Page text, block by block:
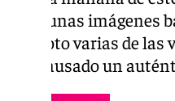
con unas
y ha roto varias de
causado un